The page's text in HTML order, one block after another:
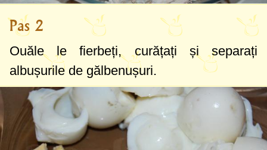
Pas 2
Ouăle le fierbeți, curățați și separați
albușurile de gălbenușuri.